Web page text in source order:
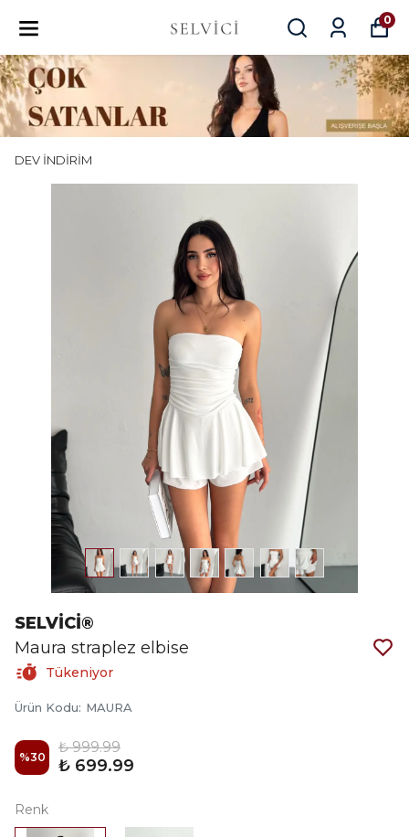
0
DEV İNDİRİM
SELVİCİ®
Maura straplez elbise
Tükeniyor
Ürün Kodu: MAURA
%30
₺ 999.99
₺ 699.99
Renk